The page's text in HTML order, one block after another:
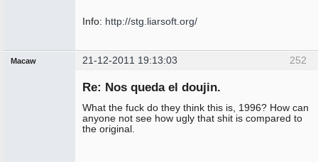
Info: http://stg.liarsoft.org/
252
Macaw 21-12-2011 19:13:03
Re: Nos queda el doujin.
What the fuck do they think this is, 1996? How can
anyone not see how ugly that shit is compared to
the original.